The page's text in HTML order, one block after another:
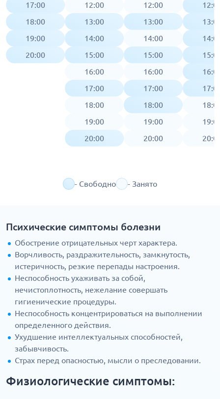
17:00
18:00
19:00
20:00
12:00
13:00
14:00
15:00
16:00
17:00
18:00
19:00
20:00
12:00
13:00
14:00
15:00
16:00
17:00
18:00
19:00
20:00
- Свободно - Занято
Психические симптомы болезни
Обострение отрицательных черт характера.
Ворчливость, раздражительность, замкнутость,
истеричность, резкие перепады настроения.
Неспособность ухаживать за собой,
нечистоплотность, нежелание совершать
гигиенические процедуры.
Неспособность концентрироваться на выполнении
определенного действия.
Ухудшение интеллектуальных способностей,
забывчивость.
Страх перед опасностью, мысли о преследовании.
Физиологические симптомы: